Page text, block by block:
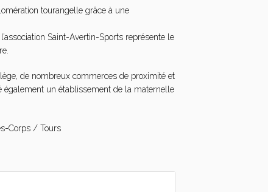
tourangelle grâce à une
Saint-Avertin-Sports représente le
de nombreux commerces de proximité et
un établissement de la maternelle
Corps / Tours